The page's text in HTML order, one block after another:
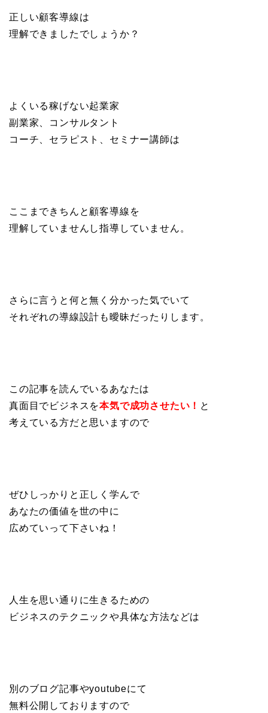
正しい顧客導線は
理解できましたでしょうか？
よくいる稼げない起業家
副業家、コンサルタント
コーチ、セラピスト、セミナー講師は
ここまできちんと顧客導線を
理解していませんし指導していません。
さらに言うと何と無く分かった気でいて
それぞれの導線設計も曖昧だったりします。
この記事を読んでいるあなたは
真面目でビジネスを本気で成功させたい！ と
考えている方だと思いますので
ぜひしっかりと正しく学んで
あなたの価値を世の中に
広めていって下さいね！
人生を思い通りに生きるための
ビジネスのテクニックや具体な方法などは
別のブログ記事やyoutubeにて
無料公開しておりますので